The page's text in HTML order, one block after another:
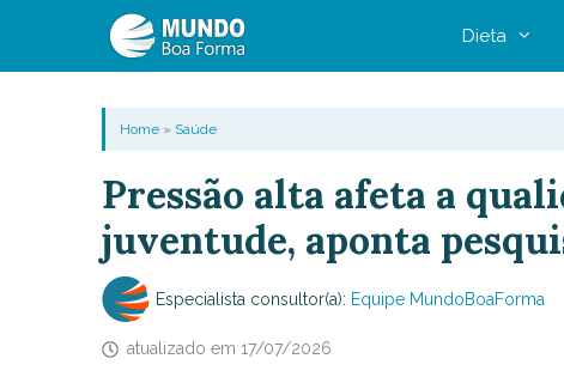
Dieta
Home» Saúde
Pressão alta afeta a
juventude, aponta
Especialista consultor(a): Equipe MundoBoaForma
atualizado em 17/07/2026